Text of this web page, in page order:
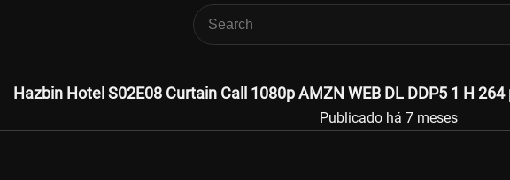
Hazbin Hotel S02E08 Curtain Call 1080p AMZN WEB DL DDP5 1 H
Publicado há 7 meses